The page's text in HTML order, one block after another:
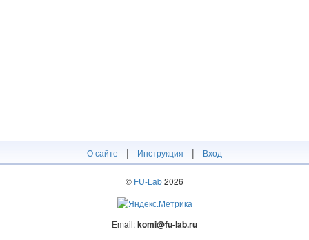
О сайте | Инструкция | Вход
© FU-Lab2026
Email:komi@fu-lab.ru